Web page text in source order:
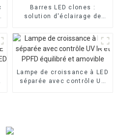
Barres LED clones :
solution d'éclairage de
légumes et les fruits
Lampe de croissance à LED
séparée avec contrôle UV